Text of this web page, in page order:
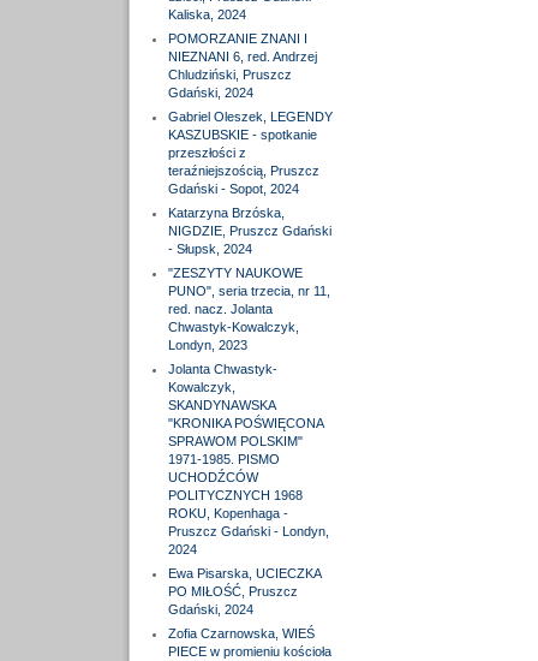
Kaliska, 2024
POMORZANIE ZNANI I
NIEZNANI 6, red. Andrzej
Chludziński, Pruszcz
Gdański, 2024
Gabriel Oleszek, LEGENDY
KASZUBSKIE - spotkanie
przeszłości z
teraźniejszością, Pruszcz
Gdański - Sopot, 2024
Katarzyna Brzóska,
NIGDZIE, Pruszcz Gdański
- Słupsk, 2024
"ZESZYTY NAUKOWE
PUNO", seria trzecia, nr 11,
red. nacz. Jolanta
Chwastyk-Kowalczyk,
Londyn, 2023
Jolanta Chwastyk-
Kowalczyk,
SKANDYNAWSKA
"KRONIKA POŚWIĘCONA
SPRAWOM POLSKIM"
1971-1985. PISMO
UCHODŹCÓW
POLITYCZNYCH 1968
ROKU, Kopenhaga -
Pruszcz Gdański - Londyn,
2024
Ewa Pisarska, UCIECZKA
PO MIŁOŚĆ, Pruszcz
Gdański, 2024
Zofia Czarnowska, WIEŚ
PIECE w promieniu kościoła